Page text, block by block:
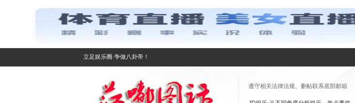
立足娱乐圈·争做八卦帝！
遵守相关法律法规、删帖联系底部邮箱